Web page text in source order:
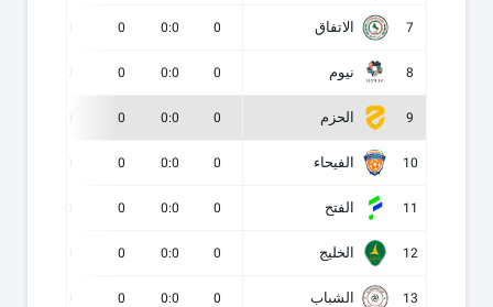
7 الاتفاق 0
0:0
0
8 نيوم 0
0:0
0
9 الحزم 0
0:0
0
10 الفيحاء 0
0:0
0
11 الفتح 0
0:0
0
12 الخليج 0
0:0
0
13 الشباب 0
0:0
0